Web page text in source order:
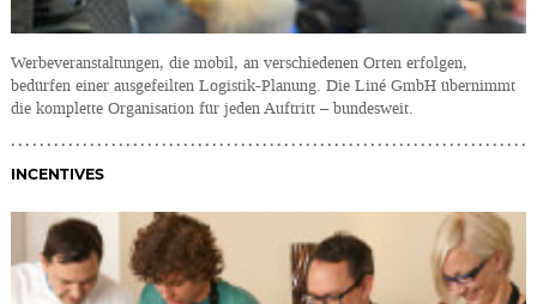
Werbeveranstaltungen, die mobil, an verschiedenen Orten erfolgen,
bedürfen einer ausgefeilten Logistik-Planung. Die Liné GmbH übernimmt
die komplette Organisation für jeden Auftritt – bundesweit.
INCENTIVES